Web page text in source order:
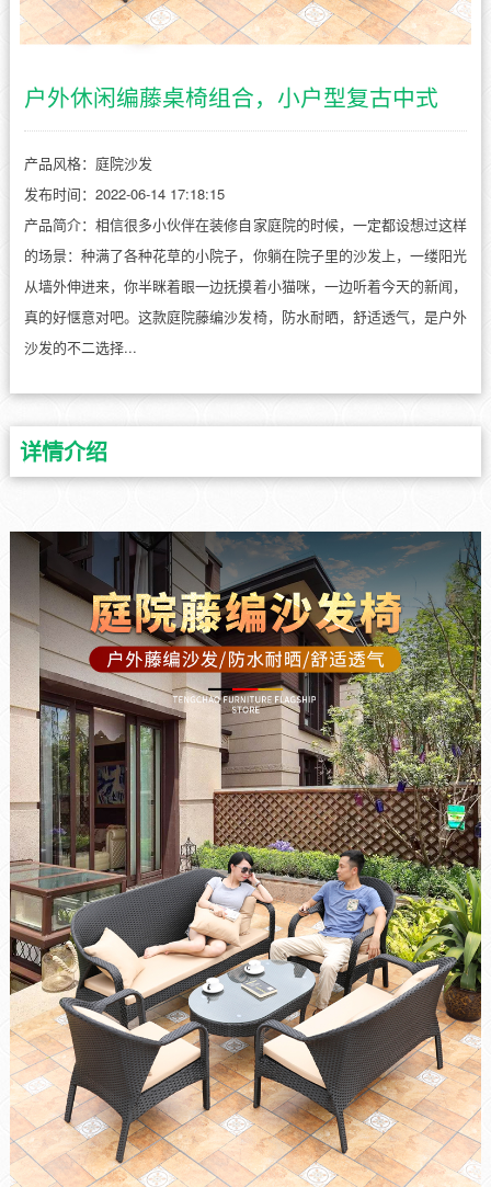
户外休闲编藤桌椅组合，小户型复古中式
产品风格：庭院沙发
发布时间：2022-06-14 17:18:15
产品简介：相信很多小伙伴在装修自家庭院的时候，一定都设想过这样
的场景：种满了各种花草的小院子，你躺在院子里的沙发上，一缕阳光
从墙外伸进来，你半眯着眼一边抚摸着小猫咪，一边听着今天的新闻，
真的好惬意对吧。这款庭院藤编沙发椅，防水耐晒，舒适透气，是户外
沙发的不二选择...
详情介绍